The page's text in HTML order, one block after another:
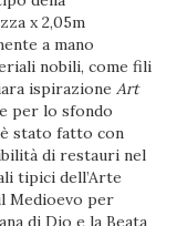
x 2,05m
a mano
nobili, come fili
ispirazioneArt
per lo sfondo
è stato fatto con
di restauri nel
tipici dell’Arte
Medioevo per